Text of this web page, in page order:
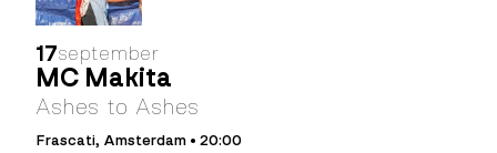
17september
MC Makita
Ashes to Ashes
Frascati, Amsterdam • 20:00